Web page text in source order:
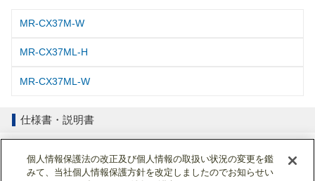
MR-CX37M-W
MR-CX37ML-H
MR-CX37ML-W
仕様書・説明書
取扱説明書
個人情報保護法の改正及び個人情報の取扱い状況の変更を鑑
みて、当社個人情報保護方針を改定しましたのでお知らせい